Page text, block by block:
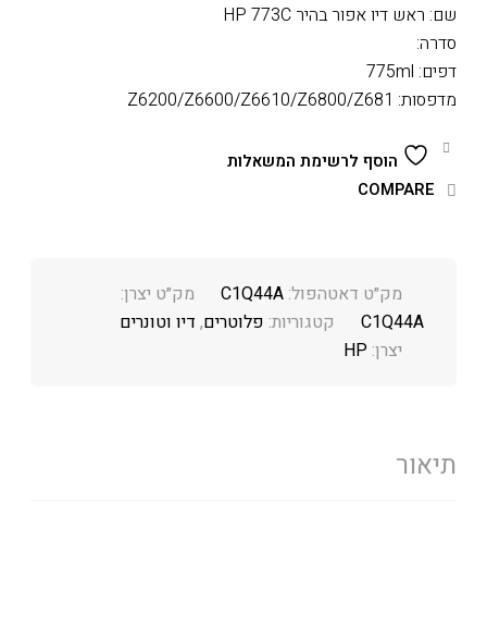
שם: ראש דיו אפור בהיר HP 773C
סדרה:
דפים: 775ml
מדפסות: Z6200/Z6600/Z6610/Z6800/Z681
הוסף לרשימת המשאלות
COMPARE
מק״ט דאטהפול:C1Q44A
מק״ט יצרן:
C1Q44A
קטגוריות: פלוטרים, דיו וטונרים
יצרן:HP
תיאור